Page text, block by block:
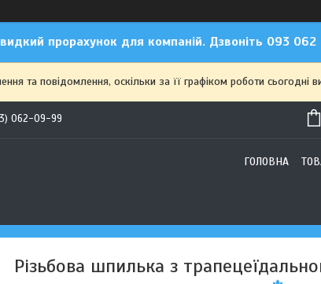
прорахунок для компаній. Дзвоніть 093
та повідомлення, оскільки за її графіком роботи
062-09-99
ГОЛОВНА
Різьбова шпилька з